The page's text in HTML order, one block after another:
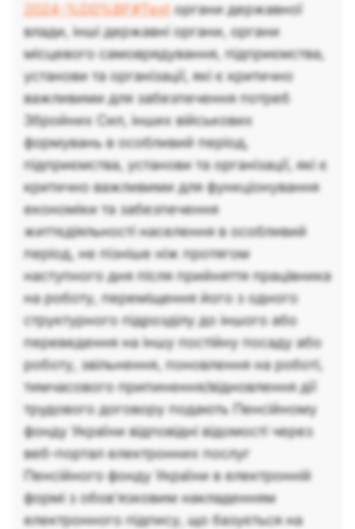
2024-%D0%BF#Text органи державної
влади, інші державні органи, органи
місцевого самоврядування, підприємства,
установи та організації, які є критично
важливими для забезпечення потреб
Збройних Сил, інших військових
формувань в особливий період,
підприємства, установи та організації, які є
критично важливими для функціонування
економіки та забезпечення
життєдіяльності населення в особливий
період, не пізніше ніж протягом
наступного дня після прийняття працівника
на роботу, переміщення його з одного
структурного підрозділу до іншого або
переведення на іншу постійну посаду або
роботу, звільнення, поновлення на роботі,
тимчасового припинення/відновлення дії
трудового договору подають Пенсійному
фонду України відповідні відомості через
веб-портал електронних послуг
Пенсійного фонду України в електронній
формі з обов’язковим накладенням
електронного підпису, що базується на